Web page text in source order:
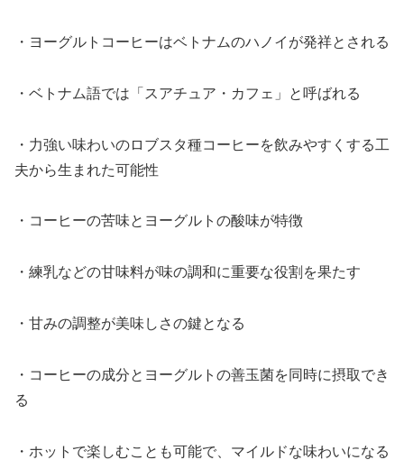
・ヨーグルトコーヒーはベトナムのハノイが発祥とされる
・ベトナム語では「スアチュア・カフェ」と呼ばれる
・力強い味わいのロブスタ種コーヒーを飲みやすくする工
夫から生まれた可能性
・コーヒーの苦味とヨーグルトの酸味が特徴
・練乳などの甘味料が味の調和に重要な役割を果たす
・甘みの調整が美味しさの鍵となる
・コーヒーの成分とヨーグルトの善玉菌を同時に摂取でき
る
・ホットで楽しむことも可能で、マイルドな味わいになる